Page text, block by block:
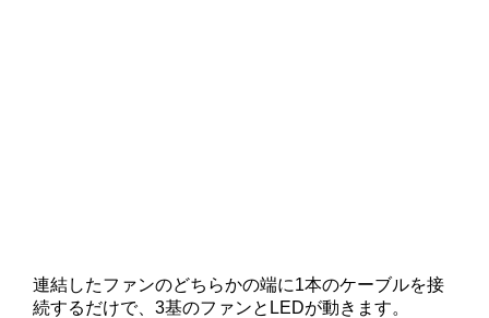
連結したファンのどちらかの端に1本のケーブルを接
続するだけで、3基のファンとLEDが動きます。